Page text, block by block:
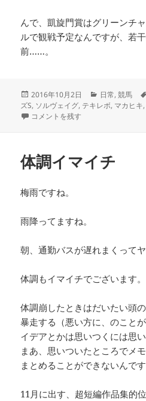
んで、凱旋門賞はグリーンチ
ルで観戦予定なんですが、若
前……。
投
稿
日:
2016年10月2日
カ
テ
日常,競馬
ズS, ソルヴェイグ, テキレボ, マカヒキ
原稿が進んでいません に
コメントを残す
体調イマイチ
梅雨ですね。
雨降ってますね。
朝、通勤バスが遅れまくってヤ
体調もイマイチでございます。
体調崩したときはだいたい頭
暴走する（悪い方に、のこと
イデアとかは思いつくには思
まあ、思いついたところでメ
まとめることができないんで
11月に出す、超短編作品集的